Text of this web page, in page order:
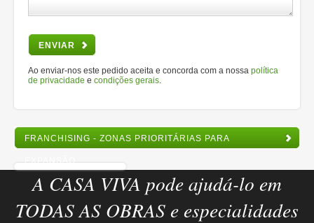
ENVIAR
Ao enviar-nos este pedido aceita e concorda com a nossa política
de privacidade e condições gerais
FRANCHISING - ZONAS PRIORITÁRIAS PARA
EXPANSÃO
A CASA VIVA pode ajudá-lo em
TODAS AS OBRAS e especialidades